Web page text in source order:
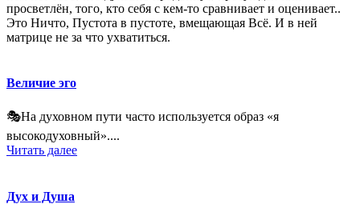
просветлён, того, кто себя с кем-то сравнивает и оценивает..
Это Ничто, Пустота в пустоте, вмещающая Всё. И в ней
матрице не за что ухватиться.
Величие эго
🎭На духовном пути часто используется образ «я
высокодуховный»....
Читать далее
Дух и Душа